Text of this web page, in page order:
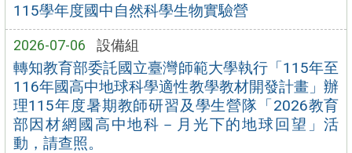
115學年度國中自然科學生物實驗營
2026-07-06 設備組
轉知教育部委託國立臺灣師範大學執行「115年至
116年國高中地球科學適性教學教材開發計畫」辦
理115年度暑期教師研習及學生營隊「2026教育
部因材網國高中地科－月光下的地球回望」活
動，請查照。